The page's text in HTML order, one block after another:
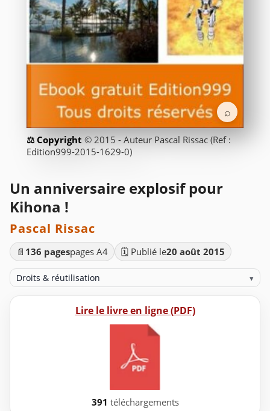
⌕
© 2015 - Auteur Pascal Rissac (Ref :
Edition999-2015-1629-0)
Un anniversaire explosif pour
Kihona !
Pascal Rissac
📄 136 pagespages A4 🗓️ Publié le20 août 2015
Droits & réutilisation ▾
Lire le livre en ligne (PDF)
391 téléchargements